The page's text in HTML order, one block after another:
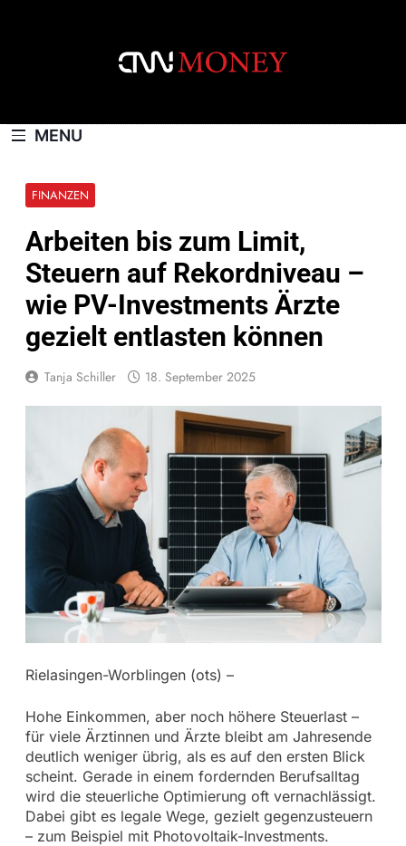
MENU
FINANZEN
Arbeiten bis zum Limit,
Steuern auf Rekordniveau –
wie PV-Investments Ärzte
gezielt entlasten können
Tanja Schiller 18. September 2025
Rielasingen-Worblingen (ots) –
Hohe Einkommen, aber noch höhere Steuerlast –
für viele Ärztinnen und Ärzte bleibt am Jahresende
deutlich weniger übrig, als es auf den ersten Blick
scheint. Gerade in einem fordernden Berufsalltag
wird die steuerliche Optimierung oft vernachlässigt.
Dabei gibt es legale Wege, gezielt gegenzusteuern
– zum Beispiel mit Photovoltaik-Investments.